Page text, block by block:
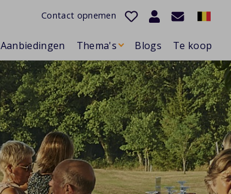
Contact opnemen
Aanbiedingen Thema's Blogs Te koop